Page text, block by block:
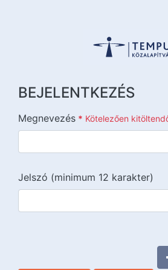
BEJELENTKEZÉS
Megnevezés * Kötelezően
Jelszó (minimum 12 karakter)